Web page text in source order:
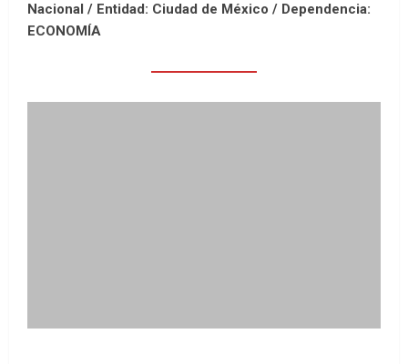
Nacional / Entidad: Ciudad de México / Dependencia:
ECONOMÍA